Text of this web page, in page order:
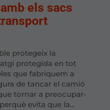
els sacs
protegeix la
protegida en tot
que fabriquem a
de tancar el camió
tornar a preocupar-
evita que la...